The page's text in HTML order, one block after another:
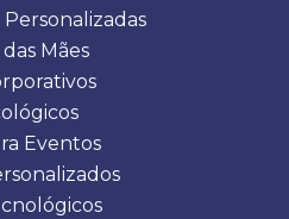
Mães
Eventos